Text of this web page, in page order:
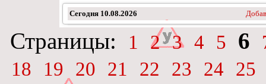
Сегодня 10.08.2026
Страницы: 1 2 3 4 5 6
18
19 20 21 22 23 24
25